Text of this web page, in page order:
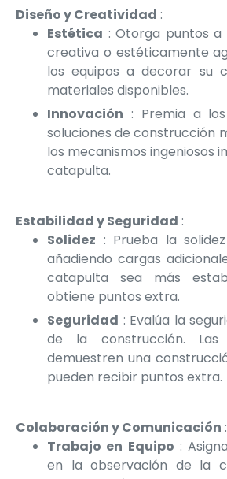
Diseño y Creatividad :
Estética : Otorga puntos
creativa o estéticamente
los equipos a decorar su
materiales disponibles.
Innovación : Premia a
soluciones de construcción
los mecanismos ingeniosos
catapulta.
Estabilidad y Seguridad :
Solidez : Prueba la
añadiendo cargas
catapulta sea más
obtiene puntos extra.
Seguridad : Evalúa la
de la construcción. Las
demuestren una
pueden recibir puntos extra.
Colaboración y Comunicación :
Trabajo en Equipo :
en la observación de la